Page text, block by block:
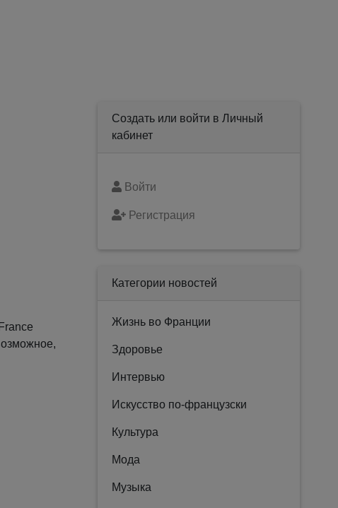
Создать или войти в Личный
кабинет
Войти
Регистрация
Категории новостей
Жизнь во Франции
Здоровье
Интервью
Искусство по-французски
Культура
Мода
Музыка